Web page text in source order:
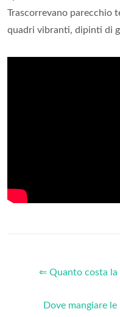
Trascorrevano parecchio
quadri vibranti, dipinti di
⇐ Quanto costa la
Dove mangiare